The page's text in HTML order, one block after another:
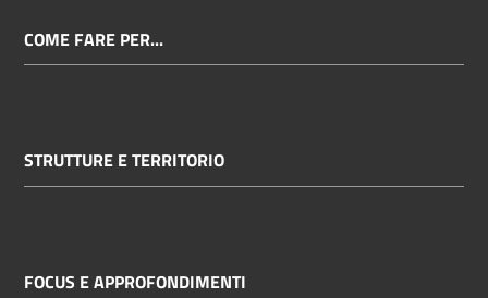
COME FARE PER...
STRUTTURE E TERRITORIO
FOCUS E APPROFONDIMENTI